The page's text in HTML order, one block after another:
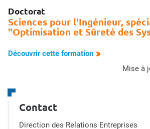
Doctorat
Sciences pour l'Ingénieur,
"Optimisation et Sûreté des
Découvrir cette formation
mise
Contact
Direction des Relations Entreprises